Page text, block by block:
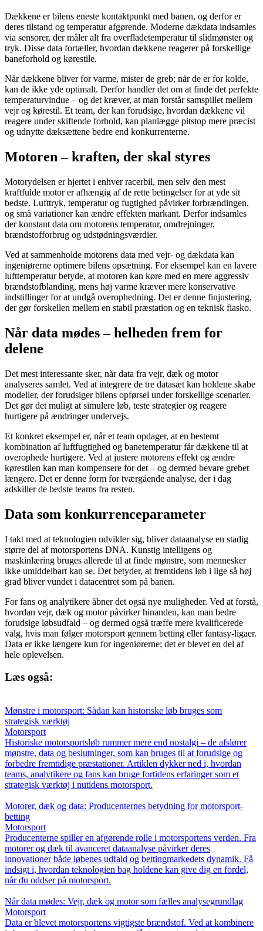
Dækkene er bilens eneste kontaktpunkt med banen, og derfor er
deres tilstand og temperatur afgørende. Moderne dækdata indsamles
via sensorer, der måler alt fra overfladetemperatur til slidmønster og
tryk. Disse data fortæller, hvordan dækkene reagerer på forskellige
baneforhold og kørestile.
Når dækkene bliver for varme, mister de greb; når de er for kolde,
kan de ikke yde optimalt. Derfor handler det om at finde det perfekte
temperaturvindue – og det kræver, at man forstår samspillet mellem
vejr og kørestil. Et team, der kan forudsige, hvordan dækkene vil
reagere under skiftende forhold, kan planlægge pitstop mere præcist
og udnytte dæksættene bedre end konkurrenterne.
Motoren – kraften, der skal styres
Motorydelsen er hjertet i enhver racerbil, men selv den mest
kraftfulde motor er afhængig af de rette betingelser for at yde sit
bedste. Lufttryk, temperatur og fugtighed påvirker forbrændingen,
og små variationer kan ændre effekten markant. Derfor indsamles
der konstant data om motorens temperatur, omdrejninger,
brændstofforbrug og udstødningsværdier.
Ved at sammenholde motorens data med vejr- og dækdata kan
ingeniørerne optimere bilens opsætning. For eksempel kan en lavere
lufttemperatur betyde, at motoren kan køre med en mere aggressiv
brændstofblanding, mens høj varme kræver mere konservative
indstillinger for at undgå overophedning. Det er denne finjustering,
der gør forskellen mellem en stabil præstation og en teknisk fiasko.
Når data mødes – helheden frem for
delene
Det mest interessante sker, når data fra vejr, dæk og motor
analyseres samlet. Ved at integrere de tre datasæt kan holdene skabe
modeller, der forudsiger bilens opførsel under forskellige scenarier.
Det gør det muligt at simulere løb, teste strategier og reagere
hurtigere på ændringer undervejs.
Et konkret eksempel er, når et team opdager, at en bestemt
kombination af luftfugtighed og banetemperatur får dækkene til at
overophede hurtigere. Ved at justere motorens effekt og ændre
kørestilen kan man kompensere for det – og dermed bevare grebet
længere. Det er denne form for tværgående analyse, der i dag
adskiller de bedste teams fra resten.
Data som konkurrenceparameter
I takt med at teknologien udvikler sig, bliver dataanalyse en stadig
større del af motorsportens DNA. Kunstig intelligens og
maskinlæring bruges allerede til at finde mønstre, som mennesker
ikke umiddelbart kan se. Det betyder, at fremtidens løb i lige så høj
grad bliver vundet i datacentret som på banen.
For fans og analytikere åbner det også nye muligheder. Ved at forstå,
hvordan vejr, dæk og motor påvirker hinanden, kan man bedre
forudsige løbsudfald – og dermed også træffe mere kvalificerede
valg, hvis man følger motorsport gennem betting eller fantasy-ligaer.
Data er ikke længere kun for ingeniørerne; det er blevet en del af
hele oplevelsen.
Læs også:
Mønstre i motorsport: Sådan kan historiske løb bruges som
strategisk værktøj
Motorsport
Historiske motorsportsløb rummer mere end nostalgi – de afslører
mønstre, data og beslutninger, som kan bruges til at forudsige og
forbedre fremtidige præstationer. Artiklen dykker ned i, hvordan
teams, analytikere og fans kan bruge fortidens erfaringer som et
strategisk værktøj i nutidens motorsport.
Motorer, dæk og data: Producenternes betydning for motorsport-
betting
Motorsport
Producenterne spiller en afgørende rolle i motorsportens verden. Fra
motorer og dæk til avanceret dataanalyse påvirker deres
innovationer både løbenes udfald og bettingmarkedets dynamik. Få
indsigt i, hvordan teknologien bag holdene kan give dig en fordel,
når du oddser på motorsport.
Når data mødes: Vejr, dæk og motor som fælles analysegrundlag
Motorsport
Data er blevet motorsportens vigtigste brændstof. Ved at kombinere